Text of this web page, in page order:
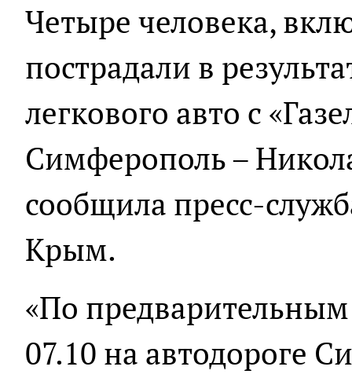
Четыре человека,
пострадали в
легкового авто с
Симферополь –
сообщила пресс-
Крым.
«По
07.10 на автодороге